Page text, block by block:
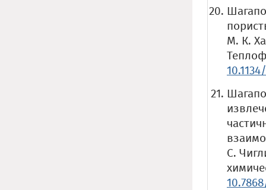
М. К.
С.